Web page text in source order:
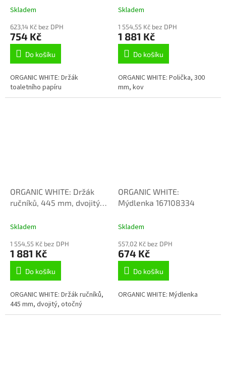
Skladem
623,14 Kč bez DPH
754 Kč
Do košíku
ORGANIC WHITE: Držák
toaletního papíru
Skladem
1 554,55 Kč bez DPH
1 881 Kč
Do košíku
ORGANIC WHITE: Polička, 300
mm, kov
ORGANIC WHITE: Držák
ručníků, 445 mm, dvojitý,
Skladem
1 554,55 Kč bez DPH
1 881 Kč
Do košíku
ORGANIC WHITE: Držák ručníků,
445 mm, dvojitý, otočný
ORGANIC WHITE:
Mýdlenka 167108334
Skladem
557,02 Kč bez DPH
674 Kč
Do košíku
ORGANIC WHITE: Mýdlenka